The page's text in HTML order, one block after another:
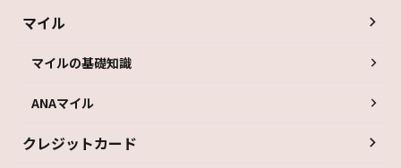
マイル
マイルの基礎知識
ANAマイル
クレジットカード